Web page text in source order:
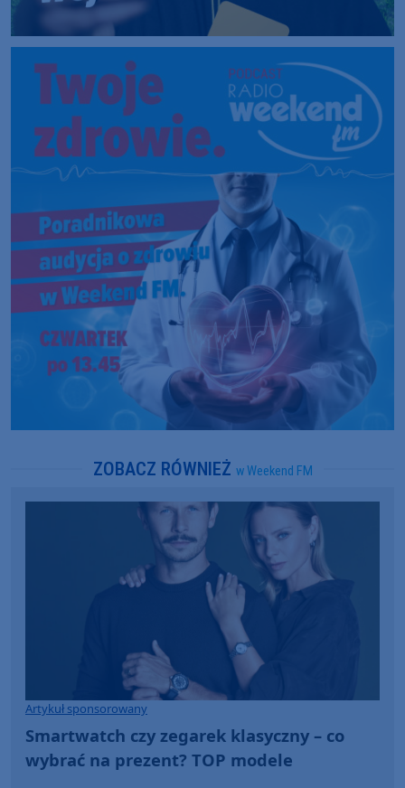
ZOBACZ RÓWNIEŻ w Weekend FM
Artykuł sponsorowany
Smartwatch czy zegarek klasyczny – co
wybrać na prezent? TOP modele